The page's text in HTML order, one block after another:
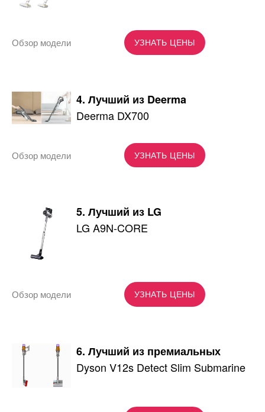
УЗНАТЬ ЦЕНЫ
Обзор модели
4. Лучший из Deerma
Deerma DX700
УЗНАТЬ ЦЕНЫ
Обзор модели
5. Лучший из LG
LG A9N-CORE
УЗНАТЬ ЦЕНЫ
Обзор модели
6. Лучший из премиальных
Dyson V12s Detect Slim Submarine